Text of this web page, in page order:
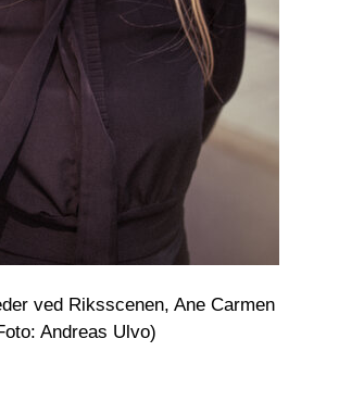
ved Riksscenen, Ane Carmen
Andreas Ulvo)